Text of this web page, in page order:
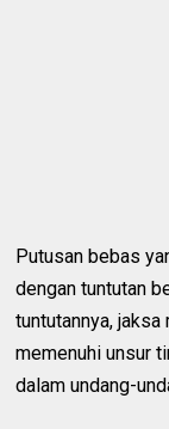
Putusan bebas
dengan tuntutan
tuntutannya,
memenuhi unsur
dalam undang-